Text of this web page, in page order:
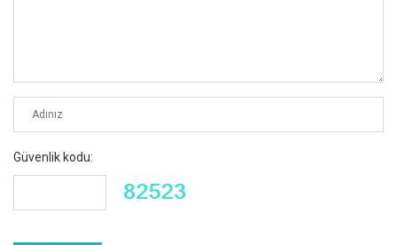
Güvenlik kodu: